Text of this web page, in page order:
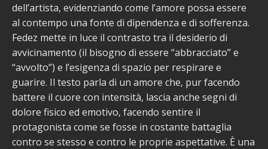
dell’artista, evidenziando come l’amore possa essere
al contempo una fonte di dipendenza e di sofferenza.
Fedez mette in luce il contrasto tra il desiderio di
avvicinamento (il bisogno di essere “abbracciato” e
“avvolto”) e l’esigenza di spazio per respirare e
guarire. Il testo parla di un amore che, pur facendo
battere il cuore con intensità, lascia anche segni di
dolore fisico ed emotivo, facendo sentire il
protagonista come se fosse in costante battaglia
contro se stesso e contro le proprie aspettative. È una